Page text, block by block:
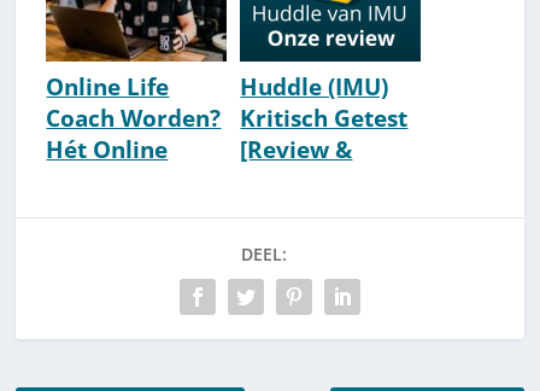
Online Life
Coach Worden?
Hét Online
Opzetten
Huddle (IMU)
Kritisch Getest
[Review &
[2026]
DEEL: